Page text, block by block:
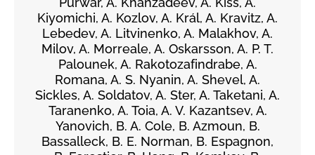
Kiyomichi, A. Kozlov, A. Král, A. Kravitz, A.
Lebedev, A. Litvinenko, A. Malakhov, A.
Milov, A. Morreale, A. Oskarsson, A. P. T.
Palounek, A. Rakotozafindrabe, A.
Romana, A. S. Nyanin, A. Shevel, A.
Sickles, A. Soldatov, A. Ster, A. Taketani, A.
Taranenko, A. Toia, A. V. Kazantsev, A.
Yanovich, B. A. Cole, B. Azmoun, B.
Bassalleck, B. E. Norman, B. Espagnon,